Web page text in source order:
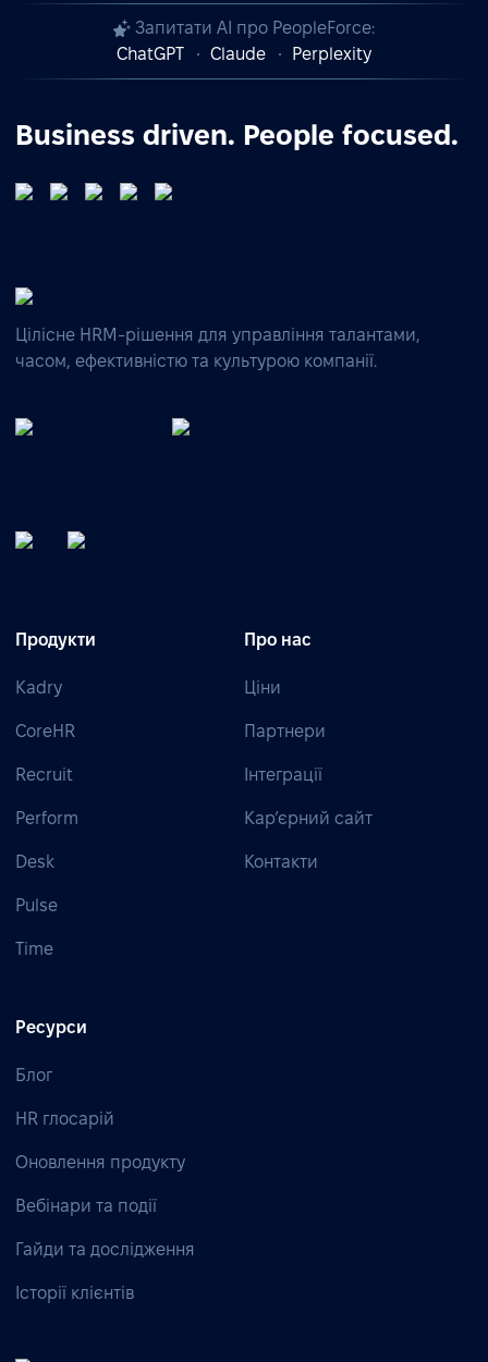
Запитати AI про PeopleForce:
ChatGPT
Claude Perplexity
Business driven. People focused.
Цілісне HRM-рішення для управління талантами,
часом, ефективністю та культурою компанії.
Продукти
Kadry
CoreHR
Recruit
Perform
Desk
Pulse
Time
Про нас
Ціни
Партнери
Інтеграції
Кар’єрний сайт
Контакти
Ресурси
Блог
HR глосарій
Оновлення продукту
Вебінари та події
Гайди та дослідження
Історії клієнтів